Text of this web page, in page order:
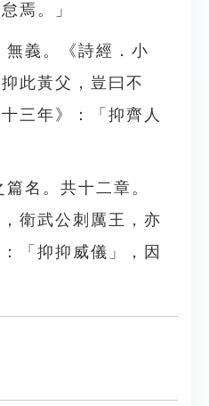
焉。」
義。《詩經．小
此黃父，豈曰不
三年》：「抑齊人
名。共十二章。
衛武公刺厲王，亦
「抑抑威儀」，因